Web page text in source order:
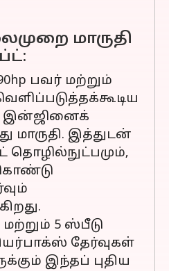
மாருதி
பவர் மற்றும்
இன்ஜினைக்
மாருதி. இத்துடன்
தொழில்நுட்பமும்,
5 ஸ்பீடு
தேர்வுகள்
இந்தப் புதிய